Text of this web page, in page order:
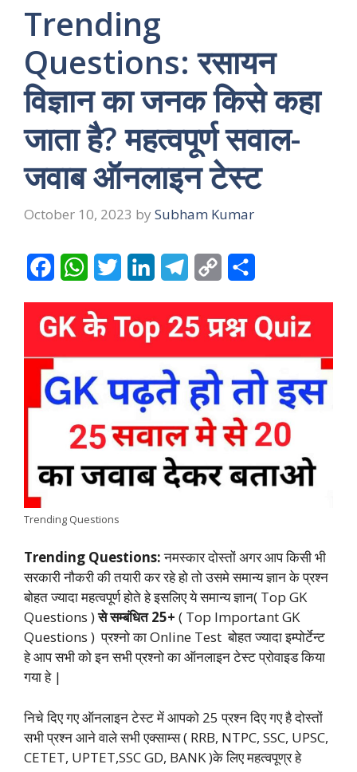
Trending
Questions: रसायन
विज्ञान का जनक किसे कहा
जाता है? महत्वपूर्ण सवाल-
जवाब ऑनलाइन टेस्ट
October 10, 2023 by Subham Kumar
c
b
o
W
a
s
A
p
i
t
e
r
n
e
d
I
l
g
r
a
p
L
n
a
e
Trending Questions
Trending Questions:नमस्कार दोस्तों अगर आप किसी भी
सरकारी नौकरी की तयारी कर रहे हो तो उसमे समान्य ज्ञान के प्रश्न
बोहत ज्यादा महत्वपूर्ण होते हे इसलिए ये समान्य ज्ञान( Top GK
Questions )से सम्बंधित 25+ ( Top Important GK
Questions ) प्रश्नो का Online Test बोहत ज्यादा इम्पोर्टेन्ट
हे आप सभी को इन सभी प्रश्नो का ऑनलाइन टेस्ट प्रोवाइड किया
गया हे |
निचे दिए गए ऑनलाइन टेस्ट में आपको 25 प्रश्न दिए गए है दोस्तों
सभी प्रश्न आने वाले सभी एक्साम्स ( RRB, NTPC, SSC, UPSC,
CETET, UPTET,SSC GD, BANK )के लिए महत्वपूण्र हे